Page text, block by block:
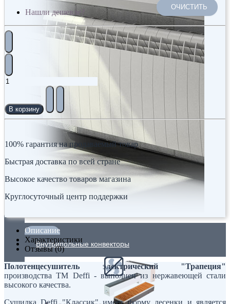
Внутрипольные конвекторы
Нашли дешевле?
ОЧИСТИТЬ
В корзину
100% гарантия на продаваемый товар
Быстрая доставка по всей стране
Высокое качество товаров магазина
Круглосуточный центр поддержки
Описание
Характеристики
Отзывы (0)
Полотенцесушитель электрический "Трапеция"
производства ТМ Deffi - выполнен из нержавеющей стали
высокого качества.